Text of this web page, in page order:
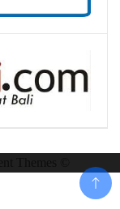
Themes ©